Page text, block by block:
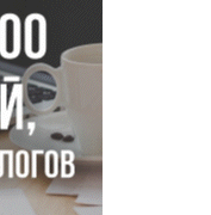
в ДТП с